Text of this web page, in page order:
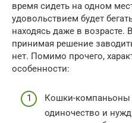
время сидеть на одном
удовольствием будет
находясь даже в возрасте.
принимая решение
нет. Помимо прочего,
особенности:
Кошки-компаньоны
одиночество и